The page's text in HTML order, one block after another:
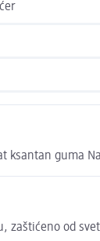
ksantan guma
zaštićeno od